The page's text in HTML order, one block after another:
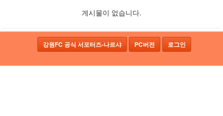
게시물이 없습니다.
강원FC 공식 서포터즈-나르샤 PC버전 로그인